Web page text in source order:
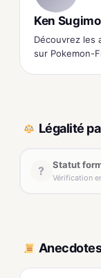
Ken
Découvrez les
sur Pokemon-
Légalité
? Statut
Vérification